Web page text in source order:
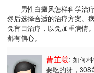
男性白癜风怎样科学治疗
然后选择合适的治疗方案。
免盲目治疗，以免加重病情
都有信心。
曹芷羲: 如何
要吃的呀，308